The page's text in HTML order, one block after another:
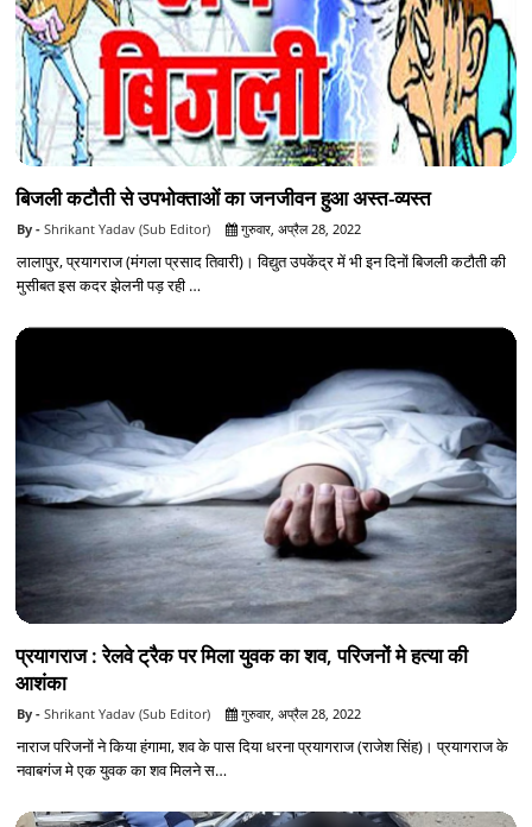
बिजली कटौती से उपभोक्ताओं का जनजीवन हुआ अस्त-व्यस्त
Shrikant Yadav (Sub Editor) गुरुवार, अप्रैल 28, 2022
लालापुर, प्रयागराज (मंगला प्रसाद तिवारी)। विद्युत उपकेंद्र में भी इन दिनों बिजली कटौती की
मुसीबत इस कदर झेलनी पड़ रही …
प्रयागराज : रेलवे ट्रैक पर मिला युवक का शव, परिजनों मे हत्या की
आशंका
Shrikant Yadav (Sub Editor) गुरुवार, अप्रैल 28, 2022
नाराज परिजनों ने किया हंगामा, शव के पास दिया धरना प्रयागराज (राजेश सिंह)। प्रयागराज के
नवाबगंज मे एक युवक का शव मिलने स…